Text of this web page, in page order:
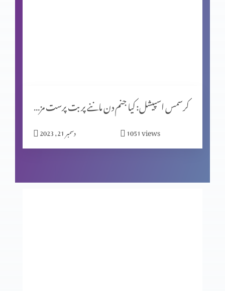
المسیح کے پیروکار عید فسح کیوں نہیں مناتے؟
کرسمس اسپیشل: کیا جنم دن ماننے پر بت پرست مزاہب کا اثر ہے؟
دسمبر 21, 2023 1051views